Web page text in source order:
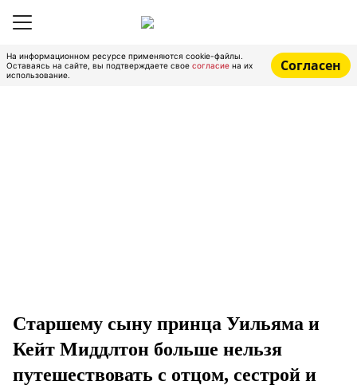
На информационном ресурсе применяются cookie-файлы.
Оставаясь на сайте, вы подтверждаете свое согласие на их
использование.
Согласен
Старшему сыну принца Уильяма и
Кейт Миддлтон больше нельзя
путешествовать с отцом, сестрой и